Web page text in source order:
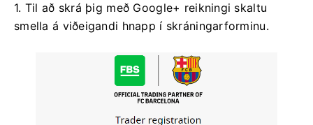
1. Til að skrá þig með Google+ reikningi skaltu
smella á viðeigandi hnapp í skráningarforminu.